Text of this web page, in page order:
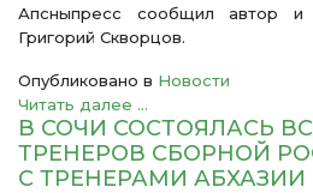
Апсныпресс сообщил автор и
Григорий Скворцов.
Опубликовано в Новости
Читать далее ...
В СОЧИ СОСТОЯЛАСЬ
ТРЕНЕРОВ СБОРНОЙ
С ТРЕНЕРАМИ АБХАЗИИ